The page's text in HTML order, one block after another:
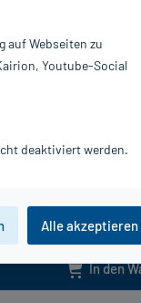
In den
30 ml
PIERRE FABRE DERMO
auf Webseiten zu
Youtube-Social
deaktiviert werden.
Alle akzeptieren